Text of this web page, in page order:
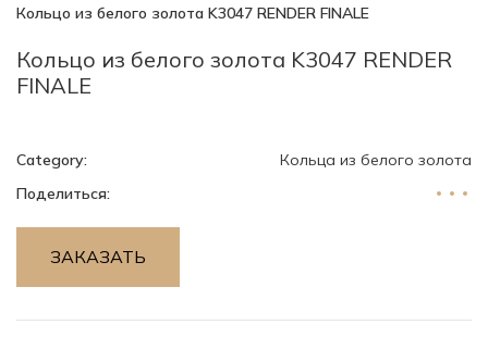
Кольцо из белого золота K3047 RENDER FINALE
Кольцо из белого золота K3047 RENDER
FINALE
Category:
Кольца из белого золота
Поделиться:
ЗАКАЗАТЬ